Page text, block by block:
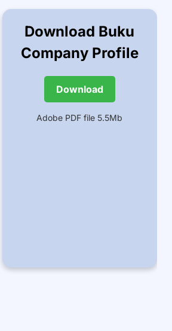
Download Buku
Company Profile
Download
Adobe PDF file 5.5Mb